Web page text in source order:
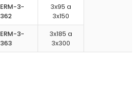
ERM-3-
362
3x95 a
3x150
ERM-3-
363
3x185 a
3x300